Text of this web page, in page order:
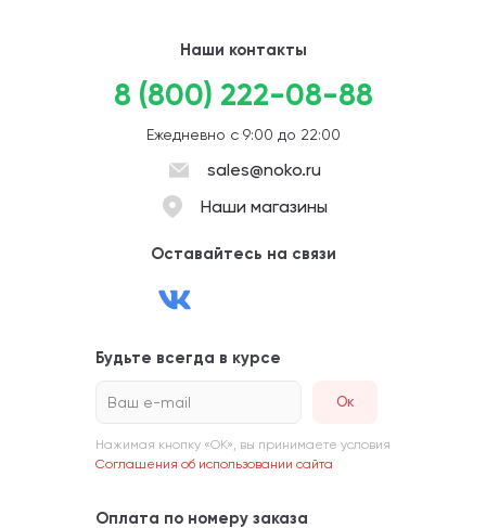
Наши контакты
8 (800) 222-08-88
Ежедневно с 9:00 до 22:00
sales@noko.ru
Наши магазины
Оставайтесь на связи
Будьте всегда в курсе
Ваш e-mail
Нажимая кнопку «ОК», вы принимаете условия
Соглашения об использовании сайта
Оплата по номеру заказа